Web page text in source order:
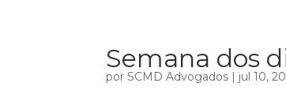
Semana dos
porSCMD Advogados | jul 10,